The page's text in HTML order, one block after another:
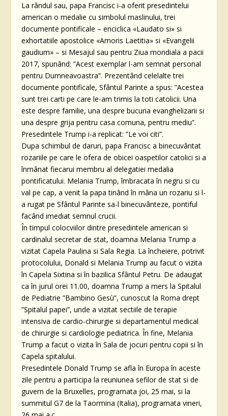
La rândul sau, papa Francisc i-a oferit presedintelui
american o medalie cu simbolul maslinului, trei
documente pontificale – enciclica «Laudato si» si
exhortatiile apostolice «Amoris Laetitia» si «Evangelii
gaudium» – si Mesajul sau pentru Ziua mondiala a pacii
2017, spunând: ”Acest exemplar l-am semnat personal
pentru Dumneavoastra”. Prezentând celelalte trei
documente pontificale, Sfântul Parinte a spus: ”Acestea
sunt trei carti pe care le-am trimis la toti catolicii. Una
este despre familie, una despre bucuria evanghelizarii si
una despre grija pentru casa comuna, pentru mediu”.
Presedintele Trump i-a replicat: ”Le voi citi”.
Dupa schimbul de daruri, papa Francisc a binecuvântat
rozariile pe care le ofera de obicei oaspetilor catolici si a
înmânat fiecarui membru al delegatiei medalia
pontificatului. Melania Trump, îmbracata în negru si cu
val pe cap, a venit la papa tinând în mâna un rozariu si l-
a rugat pe Sfântul Parinte sa-l binecuvânteze, pontiful
facând imediat semnul crucii.
În timpul colocviilor dintre presedintele american si
cardinalul secretar de stat, doamna Melania Trump a
vizitat Capela Paulina si Sala Regia. La încheiere, potrivit
protocolului, Donald si Melania Trump au facut o vizita
în Capela Sixtina si în bazilica Sfântul Petru. De adaugat
ca în jurul orei 11.00, doamna Trump a mers la Spitalul
de Pediatrie ”Bambino Gesù”, cunoscut la Roma drept
”Spitalul papei”, unde a vizitat sectiile de terapie
intensiva de cardio-chirurgie si departamentul medical
de chirurgie si cardiologie pediatrica. În fine, Melania
Trump a facut o vizita în Sala de jocuri pentru copii si în
Capela spitalului.
Presedintele Donald Trump se afla în Europa în aceste
zile pentru a participa la reuniunea sefilor de stat si de
guvern de la Bruxelles, programata joi, 25 mai, si la
summitul G7 de la Taormina (Italia), programata vineri,